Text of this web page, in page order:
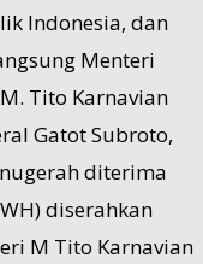
Indonesia, dan
Menteri
Tito Karnavian
Gatot Subroto,
diterima
diserahkan
M Tito Karnavian